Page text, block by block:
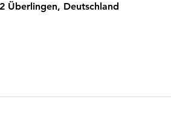
Überlingen, Deutschland